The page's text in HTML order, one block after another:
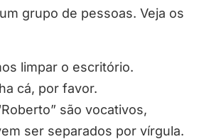
grupo de pessoas. Veja os
limpar o escritório.
cá, por favor.
são vocativos,
ser separados por vírgula.